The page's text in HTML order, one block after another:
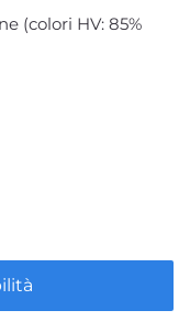
(colori HV: 85%